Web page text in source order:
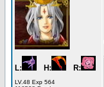
L: H: R:
LV.48 Exp 564